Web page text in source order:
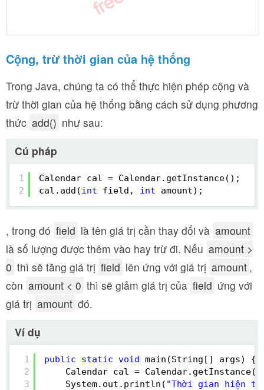
Cộng, trừ thời gian của hệ thống
Trong Java, chúng ta có thể thực hiện phép cộng và
trừ thời gian của hệ thống bằng cách sử dụng phương
thức add() như sau:
Cú pháp
1
2
Calendar cal = Calendar.getInstance();
cal.add(int field, int amount);
, trong đó field là tên giá trị cần thay đổi và amount
là số lượng được thêm vào hay trừ đi. Nếu amount >
0 thì sẽ tăng giá trị field lên ứng với giá trị amount ,
còn amount < 0 thì sẽ giảm giá trị của field ứng với
giá trị amount đó.
Ví dụ
1
2
3
public static void main(String[] args) {
Calendar cal =
System.out.println( "Thời gian hiện